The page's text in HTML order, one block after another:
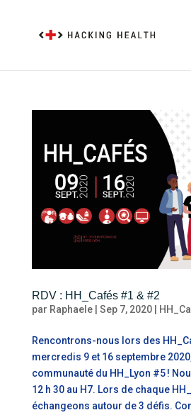
RDV : HH_Cafés #1 & #2
par Raphaele| Sep 7, 2020|
Rencontrons-nous lors des
mercredis 9 et 16 septembre
communauté du HH_Lyon #5 !
12 h 30 au H7. Lors de chaque
échangeons autour de 3 défis.